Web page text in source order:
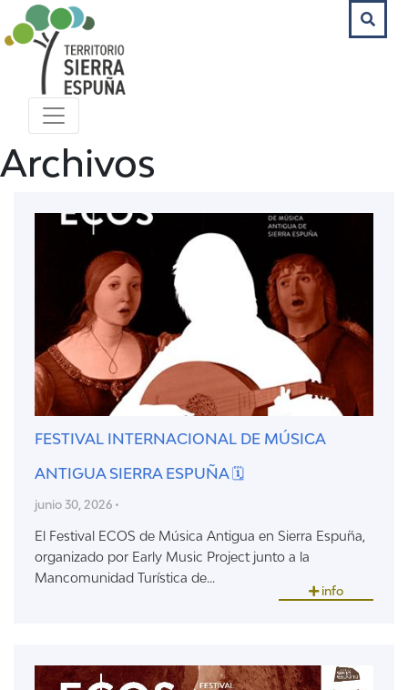
Archivos
FESTIVAL INTERNACIONAL DE MÚSICA
ANTIGUA SIERRA ESPUÑA 🗓
junio 30, 2026 •
El Festival ECOS de Música Antigua en Sierra Espuña,
organizado por Early Music Project junto a la
Mancomunidad Turística de...
info